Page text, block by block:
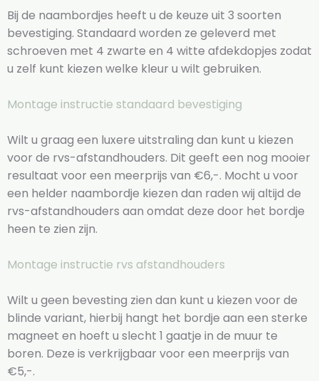
Bij de naambordjes heeft u de keuze uit 3 soorten
bevestiging. Standaard worden ze geleverd met
schroeven met 4 zwarte en 4 witte afdekdopjes zodat
u zelf kunt kiezen welke kleur u wilt gebruiken.
Montage instructie standaard bevestiging
Wilt u graag een luxere uitstraling dan kunt u kiezen
voor de rvs-afstandhouders. Dit geeft een nog mooier
resultaat voor een meerprijs van €6,-. Mocht u voor
een helder naambordje kiezen dan raden wij altijd de
rvs-afstandhouders aan omdat deze door het bordje
heen te zien zijn.
Montage instructie rvs afstandhouders
Wilt u geen bevesting zien dan kunt u kiezen voor de
blinde variant, hierbij hangt het bordje aan een sterke
magneet en hoeft u slecht 1 gaatje in de muur te
boren. Deze is verkrijgbaar voor een meerprijs van
€5,-.